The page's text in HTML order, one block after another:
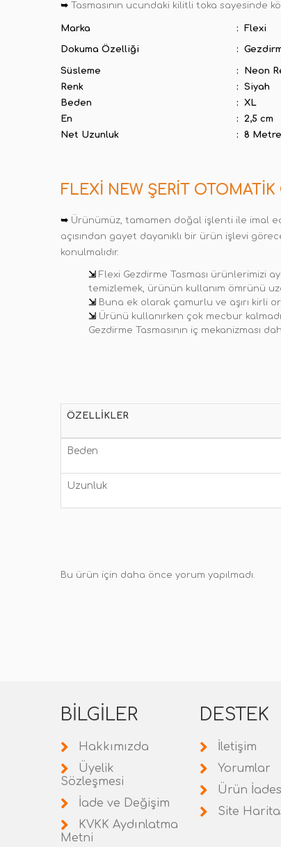
➥ Tasmasının ucundaki kilitli toka sayesinde
Marka : Flexi
Dokuma Özelliği :
Süsleme :
Neon
Renk
:
Siyah
Beden
:
XL
En
:
2,5 cm
Net Uzunluk
: 8 Metre
FLEXI NEW ŞERIT
➥ Ürünümüz, tamamen doğal işlenti ile imal
açısından gayet dayanıklı bir ürün işlevi
konulmalıdır.
⇲ Flexi Gezdirme Tasması ürünlerimizi
temizlemek, ürünün kullanım ömrünü
⇲ Buna ek olarak çamurlu ve aşırı kirli
⇲ Ürünü kullanırken çok mecbur
Gezdirme Tasmasının iç mekanizması
ÖZELLIKLER
Beden
Uzunluk
Bu ürün için daha önce yorum yapılmadı.
BILGILER
Hakkımızda
Üyelik
Sözleşmesi
İade ve Değişim
KVKK Aydınlatma
Metni
DESTEK
İletişim
Yorumlar
Ürün
Site